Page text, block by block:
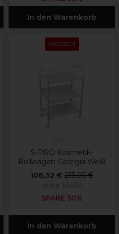
In den Warenkorb
ANGEBOT
S-PRO Kosmetik-
Rollwagen Georgia Weiß
106,52 € 213,05 €
ohne MwSt.
SPARE 50%
In den Warenkorb